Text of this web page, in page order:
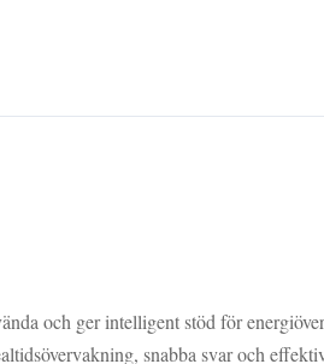
och ger intelligent stöd för
snabba svar och